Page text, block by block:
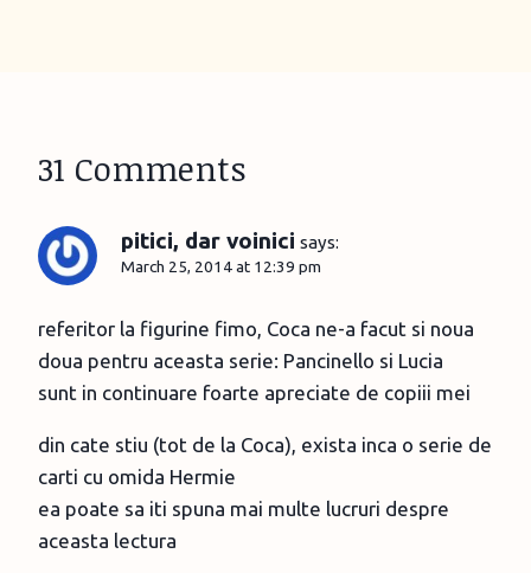
31 Comments
pitici, dar voinici says:
March 25, 2014 at 12:39 pm
referitor la figurine fimo, Coca ne-a facut si noua
doua pentru aceasta serie: Pancinello si Lucia
sunt in continuare foarte apreciate de copiii mei
din cate stiu (tot de la Coca), exista inca o serie de
carti cu omida Hermie
ea poate sa iti spuna mai multe lucruri despre
aceasta lectura